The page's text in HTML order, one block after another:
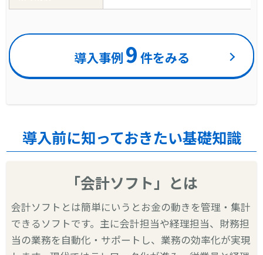
導入事例 9 件をみる
導入前に知っておきたい基礎知識
「会計ソフト」とは
会計ソフトとは簡単にいうとお金の動きを管理・集計
できるソフトです。主に会計担当や経理担当、財務担
当の業務を自動化・サポートし、業務の効率化が実現